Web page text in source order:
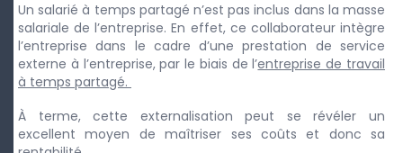
Un salarié à temps partagé n’est pas inclus dans la masse
salariale de l’entreprise. En effet, ce collaborateur intègre
l’entreprise dans le cadre d’une prestation de service
externe à l’entreprise, par le biais de l’entreprise de travail
à temps partagé.
À terme, cette externalisation peut se révéler un
excellent moyen de maîtriser ses coûts et donc sa